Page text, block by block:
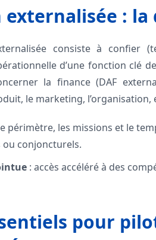
externalisée :
consiste à confier
d’une fonction clé
la finance (DAF
le marketing, l’organisation,
périmètre, les missions et le
conjoncturels.
: accès accéléré à des
pour